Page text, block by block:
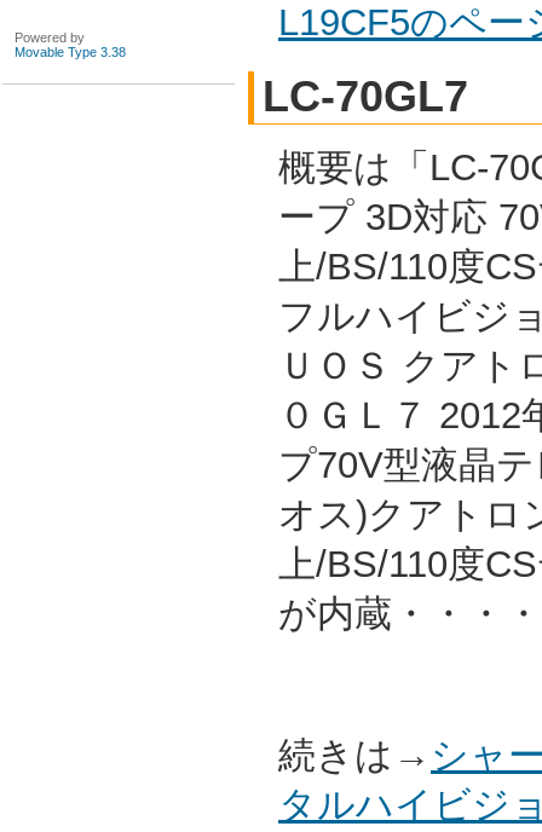
L19CF5のペ
LC-70GL7
概要は「LC-
ープ 3D対応
上/BS/110度
フルハイビジ
ＵＯＳ クアト
０ＧＬ７ 2012
プ70V型液晶
オス)クアトロ
上/BS/110度
が内蔵・・・
続きは→ シャ
タルハイビジ
Powered by
Movable Type 3.38